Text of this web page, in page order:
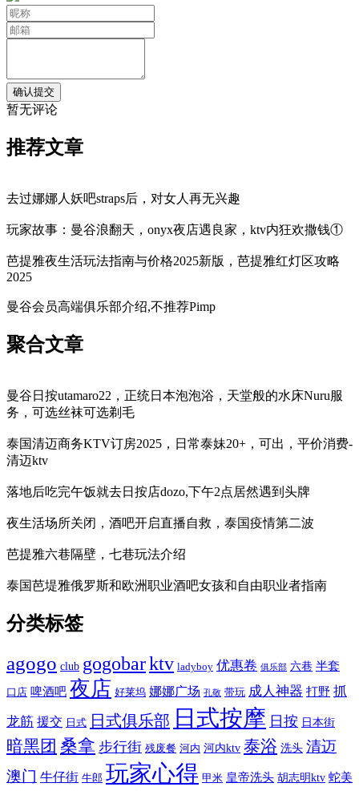
暂无评论
推荐文章
去过娜娜人妖吧straps后，对女人再无兴趣
玩家故事：曼谷浪翻天，onyx夜店遇良家，ktv内狂欢撒钱①
芭提雅夜生活玩法指南与价格2025新版，芭提雅红灯区攻略
2025
曼谷会员高端俱乐部介绍,不推荐Pimp
聚合文章
曼谷日按utamaro22，正统日本泡泡浴，天堂般的水床Nuru服
务，可选丝袜可选剃毛
泰国清迈商务KTV订房2025，日常泰妹20+，可出，平价消费-
清迈ktv
落地后吃完午饭就去日按店dozo,下午2点居然遇到头牌
夜生活场所关闭，酒吧开启直播自救，泰国疫情第二波
芭提雅六巷隔壁，七巷玩法介绍
泰国芭堤雅俄罗斯和欧洲职业酒吧女孩和自由职业者指南
分类标签
agogo club gogobarktv ladyboy 优惠卷 俱乐部 六巷 半套
口店 啤酒吧 夜店 好莱坞 娜娜广场 孔敬 带玩 成人神器 打野 抓
龙筋 援交 日式 日式俱乐部 日式按摩 日按 日本街
暗黑团 桑拿 步行街 残废餐 河内 河内ktv 泰浴 洗头 清迈
澳门 牛仔街 牛郎 玩家心得 甲米 皇帝洗头 胡志明ktv 蛇美